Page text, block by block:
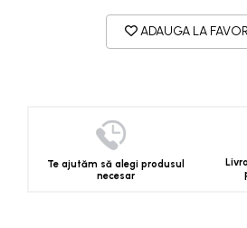
ADAUGA LA
Te ajutăm să alegi produsul
necesar